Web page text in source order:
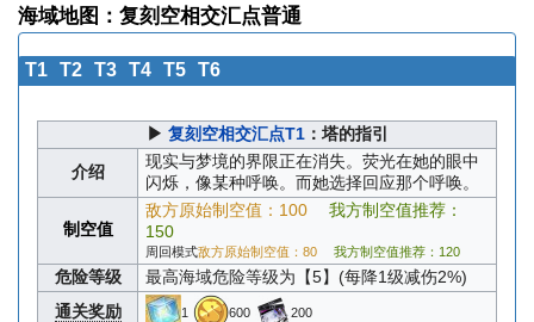
海域地图：复刻空相交汇点普通
T1 T2 T3 T4 T5 T6
▶ 复刻空相交汇点T1：塔的指引
介绍
现实与梦境的界限正在消失。荧光在她的眼中
闪烁，像某种呼唤。而她选择回应那个呼唤。
制空值
敌方原始制空值：100
我方制空值推荐：
150
周回模式敌方原始制空值：80 我方制空值推荐：120
危险等级
最高海域危险等级为【5】(每降1级减伤2%)
通关奖励
1 600 200